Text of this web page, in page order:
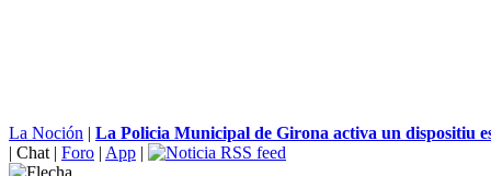
La Noción | La Policia Municipal de Girona activa un dispositiu
| Chat | Foro | App |